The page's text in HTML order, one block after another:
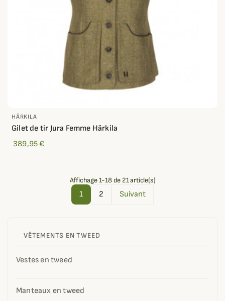
VÊTEMENTS EN TWEED
Vestes en tweed
Manteaux en tweed
HÄRKILA
Gilet de tir Jura Femme Härkila
389,95 €
Affichage 1-18 de 21 article(s)
1 2 Suivant